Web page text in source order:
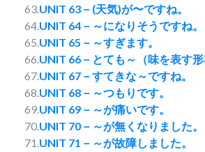
63.UNIT 63－(天気)が〜ですね。
64.UNIT 64－～になりそうですね。
65.UNIT 65－～すぎます。
66.UNIT 66－とても～（味を表す形
67.UNIT 67－すてきな～ですね。
68.UNIT 68－～つもりです。
69.UNIT 69－～が痛いです。
70.UNIT 70－～が無くなりました。
71.UNIT 71－～が故障しました。